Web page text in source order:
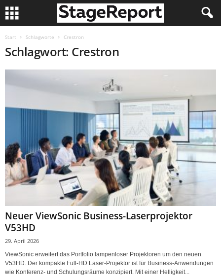
Start Schlagworte Crestron
Schlagwort: Crestron
Neuer ViewSonic Business-Laserprojektor
V53HD
29. April 2026
ViewSonic erweitert das Portfolio lampenloser Projektoren um den neuen
V53HD. Der kompakte Full-HD Laser-Projektor ist für Business-Anwendungen
wie Konferenz- und Schulungsräume konzipiert. Mit einer Helligkeit...